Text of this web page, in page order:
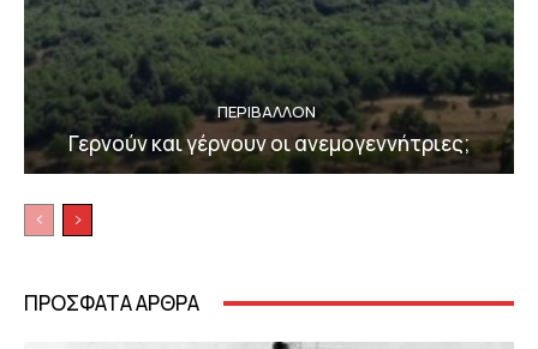
ΠΕΡΙΒΆΛΛΟΝ
Γερνούν και γέρνουν οι ανεμογεννήτριες;
ΠΡΟΣΦΑΤΑ ΑΡΘΡΑ